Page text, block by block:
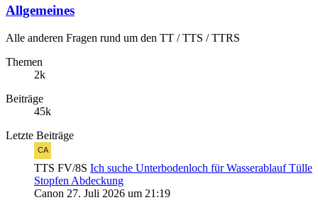
Allgemeines
Alle anderen Fragen rund um den TT / TTS / TTRS
Themen
2k
Beiträge
45k
Letzte Beiträge
TTS FV/8S Ich suche Unterbodenloch für Wasserablauf Tülle
Stopfen Abdeckung
Canon 27. Juli 2026 um 21:19